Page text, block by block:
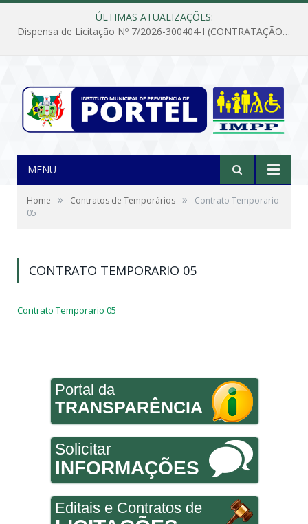
ÚLTIMAS ATUALIZAÇÕES:
Dispensa de Licitação Nº 7/2026-300404-I (CONTRATAÇÃO DE EMPRESA PARA MANUTENÇÃO E REPARAÇÃO DE APARELHOS DE AR CONDICIONADO, EM ATENDIMENTO ÀS NECESSIDADES DO INSTITUTO DE PREVIDÊNCIA MUNICIPAL DE PORTEL/PA)
MENU
Home » Contratos de Temporários »
Contrato Temporario
05
CONTRATO TEMPORARIO 05
Contrato Temporario 05
Portal da
TRANSPARÊNCIA
Solicitar
INFORMAÇÕES
Editais e Contratos de